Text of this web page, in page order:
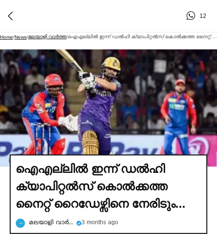
12
Home/News/മലയാളി വാര്‍ത്ത/
ഐഎല്ലില്‍ ഇന്ന് ഡല്‍ഹി
ക്യാപിറ്റല്‍സ് കൊല്‍ക്കത്ത
നൈറ്റ് റൈഡേഴ്സിനെ നേരിടും...
മലയാളി വാര്‍ത്ത 3 months ago